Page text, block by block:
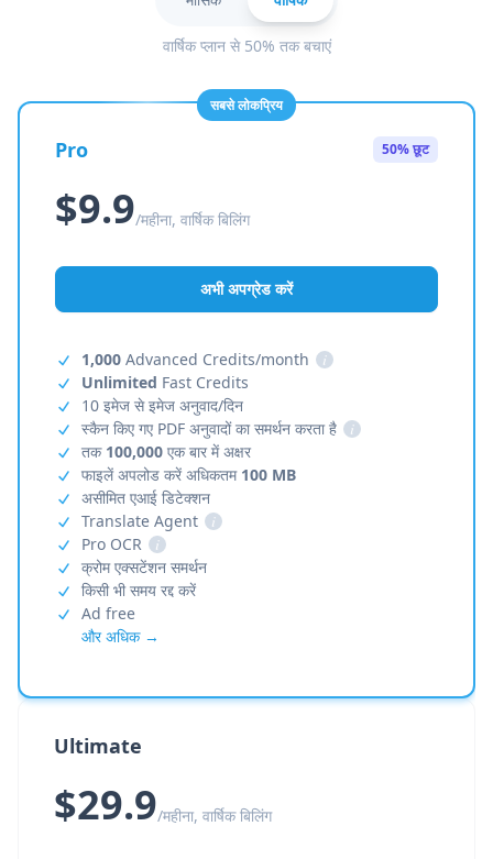
वार्षिक प्लान से 50% तक बचाएं
सबसे लोकप्रिय
Pro 50% छूट
$9.9/महीना, वार्षिक बिलिंग
अभी अपग्रेड करें
1,000 Advanced Credits/month
i
Unlimited Fast Credits
10 इमेज से इमेज अनुवाद/दिन
स्कैन किए गए PDF अनुवादों का समर्थन करता है
i
तक 100,000 एक बार में अक्षर
फाइलें अपलोड करें अधिकतम 100 MB
असीमित एआई डिटेक्शन
Translate Agent
i
Pro OCR
i
क्रोम एक्सटेंशन समर्थन
किसी भी समय रद्द करें
Ad free
और अधिक →
Ultimate
$29.9/महीना, वार्षिक बिलिंग